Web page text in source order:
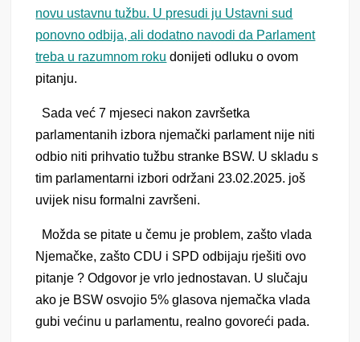
novu ustavnu tužbu. U presudi ju Ustavni sud
ponovno odbija, ali dodatno navodi da Parlament
treba u razumnom roku donijeti odluku o ovom
pitanju.
Sada već 7 mjeseci nakon završetka
parlamentanih izbora njemački parlament nije niti
odbio niti prihvatio tužbu stranke BSW. U skladu s
tim parlamentarni izbori održani 23.02.2025. još
uvijek nisu formalni završeni.
Možda se pitate u čemu je problem, zašto vlada
Njemačke, zašto CDU i SPD odbijaju rješiti ovo
pitanje ? Odgovor je vrlo jednostavan. U slučaju
ako je BSW osvojio 5% glasova njemačka vlada
gubi većinu u parlamentu, realno govoreći pada.